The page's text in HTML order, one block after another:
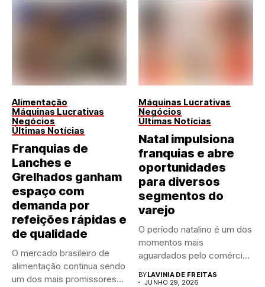
Alimentação
Máquinas Lucrativas
Negócios
Últimas Notícias
Franquias de
Lanches e
Grelhados ganham
espaço com
demanda por
refeições rápidas e
de qualidade
O mercado brasileiro de
alimentação continua sendo
um dos mais promissores
Máquinas Lucrativas
Negócios
Últimas Notícias
Natal impulsiona
franquias e abre
oportunidades
para diversos
segmentos do
varejo
O período natalino é um dos
momentos mais
aguardados pelo comércio
BYLAVINIA DE FREITAS
JUNHO 29, 2026